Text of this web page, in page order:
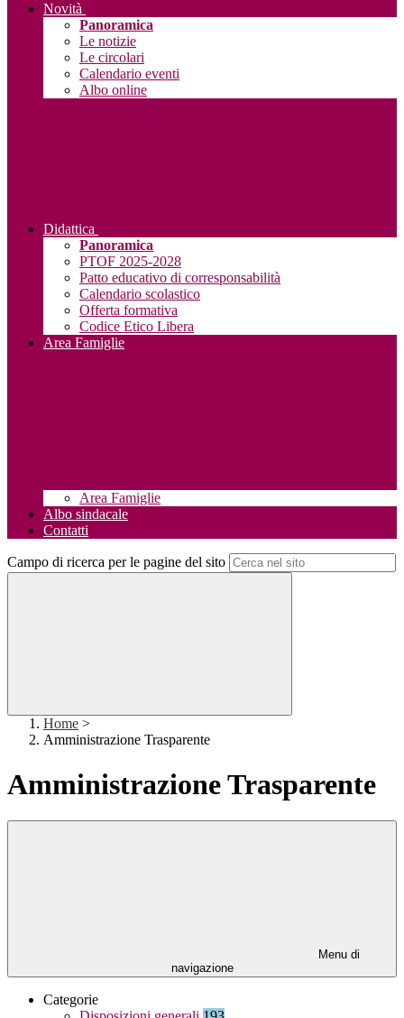
Novità
Panoramica
Le notizie
Le circolari
Calendario eventi
Albo online
Didattica
Panoramica
PTOF 2025-2028
Patto educativo di corresponsabilità
Calendario scolastico
Offerta formativa
Codice Etico Libera
Area Famiglie
Area Famiglie
Albo sindacale
Contatti
Campo di ricerca per le pagine del sito
Home >
Amministrazione Trasparente
Amministrazione Trasparente
Menu di
navigazione
Categorie